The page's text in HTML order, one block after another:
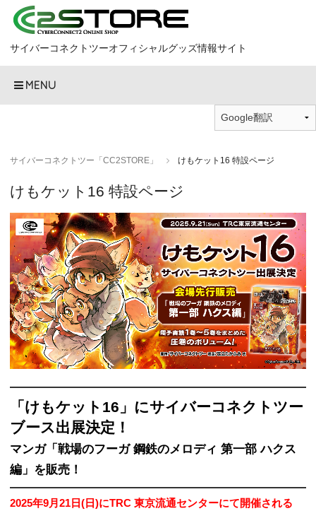
サイバーコネクトツーオフィシャルグッズ情報サイト
MENU
サイバーコネクトツー「CC2STORE」 けもケット16 特設ページ
けもケット16 特設ページ
「けもケット16」にサイバーコネクトツー
ブース出展決定！
マンガ「戦場のフーガ 鋼鉄のメロディ 第一部 ハクス
編」を販売！
2025年9月21日(日)にTRC 東京流通センターにて開催される